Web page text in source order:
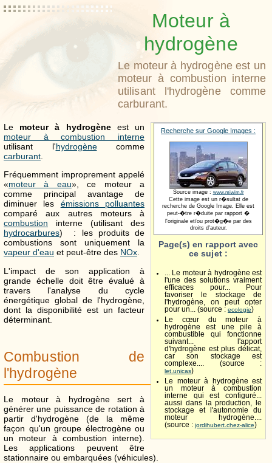
Moteur à
hydrogène
Le moteur à hydrogène est un
moteur à combustion interne
utilisant l'hydrogène comme
carburant.
Recherche sur Google Images :
Source image : www.miwim.fr
Cette image est un r�sultat de
recherche de Google Image. Elle est
peut-�tre r�duite par rapport �
l'originale et/ou prot�g�e par des
droits d'auteur.
Page(s) en rapport avec
ce sujet :
... Le moteur à hydrogène est
l'une des solutions vraiment
efficaces pour... Pour
favoriser le stockage de
l'hydrogène, on peut opter
pour un... (source : ecologie)
Le cœur du moteur à
hydrogène est une pile à
combustible qui fonctionne
suivant... l'apport
d'hydrogène est plus délicat,
car son stockage est
complexe.... (source :
let.unicas)
Le moteur à hydrogène est
un moteur à combustion
interne qui est configuré...
aussi dans la production, le
stockage et l'autonomie du
moteur hydrogène....
(source : jordihubert.chez-alice)
Le moteur à hydrogèneest un
moteur à combustion interne
utilisant l'hydrogènecomme
carburant
Fréquemment improprement appelé
«moteur à eau», ce moteur a
comme principal avantage de
diminuer les émissions polluantes
comparé aux autres moteurs à
combustion interne (utilisant des
hydrocarbures) : les produits de
combustions sont uniquement la
vapeur d'eau et peut-être des NOx.
L'impact de son application à
grande échelle doit être évalué à
travers l'analyse du cycle
énergétique global de l'hydrogène,
dont la disponibilité est un facteur
déterminant.
Combustion de
l'hydrogène
Le moteur à hydrogène sert à
générer une puissance de rotation à
partir d'hydrogène (de la même
façon qu'un groupe électrogène ou
un moteur à combustion interne).
Les applications peuvent être
stationnaire ou embarquées (véhicules).